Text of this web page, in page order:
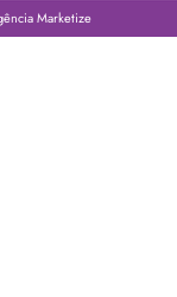
Marketize